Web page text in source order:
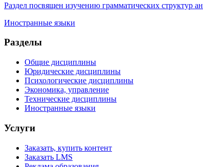
Раздел посвящен изучению грамматических структур
Иностранные языки
Разделы
Общие дисциплины
Юридические дисциплины
Психологические дисциплины
Экономика, управление
Технические дисциплины
Иностранные языки
Услуги
Заказать, купить контент
Заказать LMS